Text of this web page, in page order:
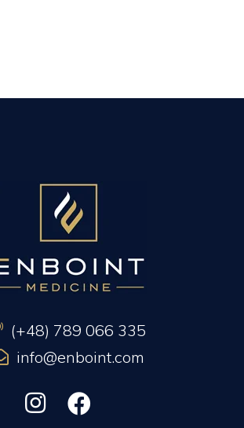
(+48) 789 066 335
info@enboint.com